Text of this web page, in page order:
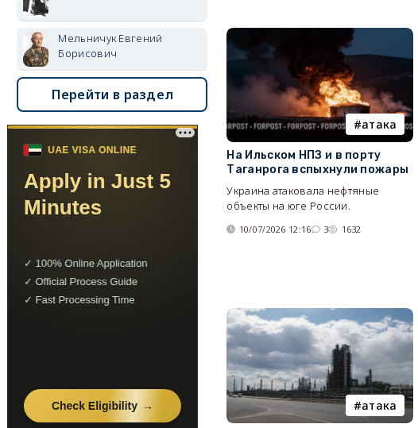
атака
На Ильском НПЗ и в порту
Таганрога вспыхнули пожары
Украина атаковала нефтяные
объекты на юге России.
10/07/2026 12:16 3 1632
атака
Мельничук Евгений
Борисович
Перейти в раздел